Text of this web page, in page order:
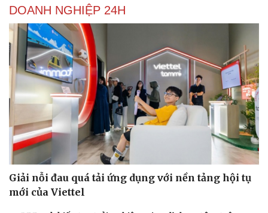
DOANH NGHIỆP 24H
Giải nỗi đau quá tải ứng dụng với nền tảng hội tụ
mới của Viettel